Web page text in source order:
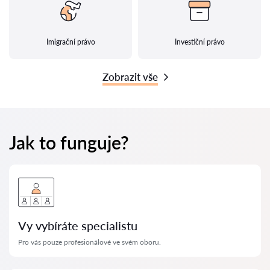
Imigrační právo Investiční právo
Zobrazit vše
Jak to funguje?
Vy vybíráte specialistu
Pro vás pouze profesionálové ve svém oboru.